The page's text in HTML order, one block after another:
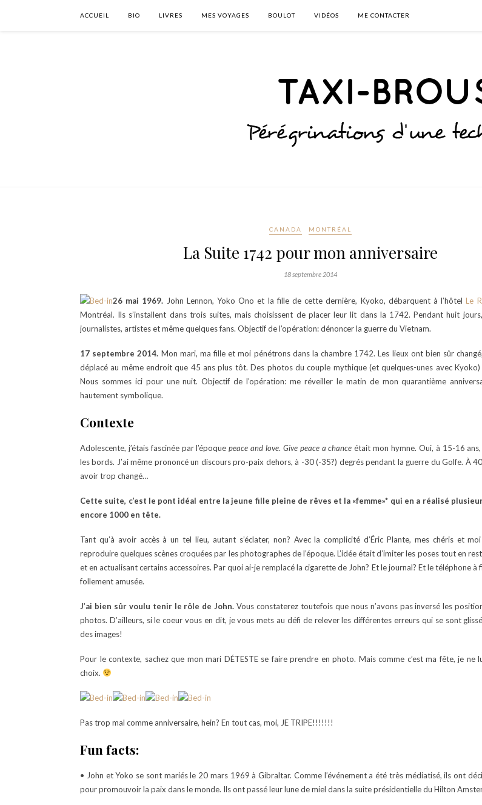
ACCUEIL BIO LIVRES MES VOYAGES BOULOT VIDÉOS ME CONTACTER
CANADA MONTRÉAL
La Suite 1742 pour mon anniversaire
18 septembre 2014
26 mai 1969. John Lennon, Yoko Ono et la fille de cette dernière, Kyoko, débarquent à l’hôtelLe
Montréal. Ils s’installent dans trois suites, mais choisissent de placer leur lit dans la 1742. Pendant huit
journalistes, artistes et même quelques fans. Objectif de l’opération: dénoncer la guerre du Vietnam.
17 septembre 2014. Mon mari, ma fille et moi pénétrons dans la chambre 1742. Les lieux ont bien sûr
déplacé au même endroit que 45 ans plus tôt. Des photos du couple mythique (et quelques-unes avec Kyoko)
Nous sommes ici pour une nuit. Objectif de l’opération: me réveiller le matin de mon quarantième
hautement symbolique.
Contexte
Adolescente, j’étais fascinée par l’époquepeace and love. Give peace a chance était mon hymne. Oui, à 15-16 ans,
les bords. J’ai même prononcé un discours pro-paix dehors, à -30 (-35?) degrés pendant la guerre du Golfe. À
avoir trop changé…
Cette suite, c’est le pont idéal entre la jeune fille pleine de rêves et la «femme»* qui en a réalisé
encore 1000 en tête.
Tant qu’à avoir accès à un tel lieu, autant s’éclater, non? Avec la complicité d’Éric Plante, mes chéris et
reproduire quelques scènes croquées par les photographes de l’époque. L’idée était d’imiter les poses tout en
et en actualisant certains accessoires. Par quoi ai-je remplacé la cigarette de John? Et le journal? Et le téléphone à
follement amusée.
J’ai bien sûr voulu tenir le rôle de John. Vous constaterez toutefois que nous n’avons pas inversé les
photos. D’ailleurs, si le coeur vous en dit, je vous mets au défi de relever les différentes erreurs qui se sont
des images!
Pour le contexte, sachez que mon mari DÉTESTE se faire prendre en photo. Mais comme c’est ma fête, je ne
choix.
Pas trop mal comme anniversaire, hein? En tout cas, moi, JE TRIPE!!!!!!!
Fun facts:
• John et Yoko se sont mariés le 20 mars 1969 à Gibraltar. Comme l’événement a été très médiatisé, ils ont
pour promouvoir la paix dans le monde. Ils ont passé leur lune de miel dans la suite présidentielle du Hilton